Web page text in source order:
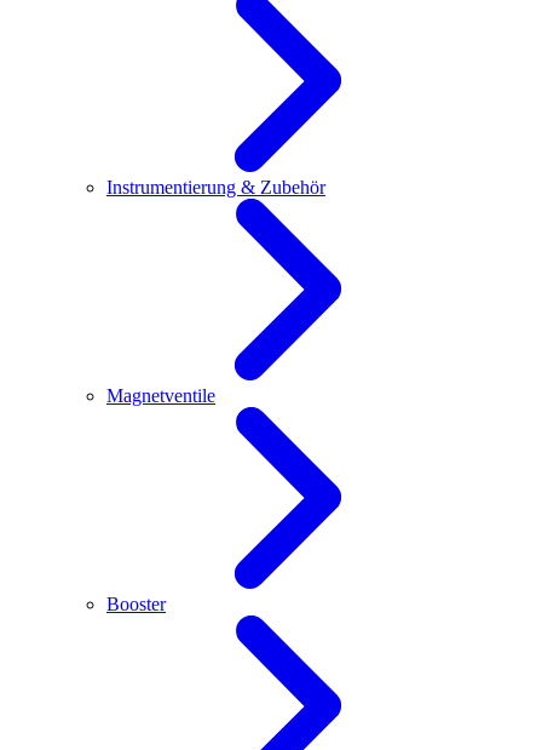
Instrumentierung & Zubehör
Magnetventile
Booster